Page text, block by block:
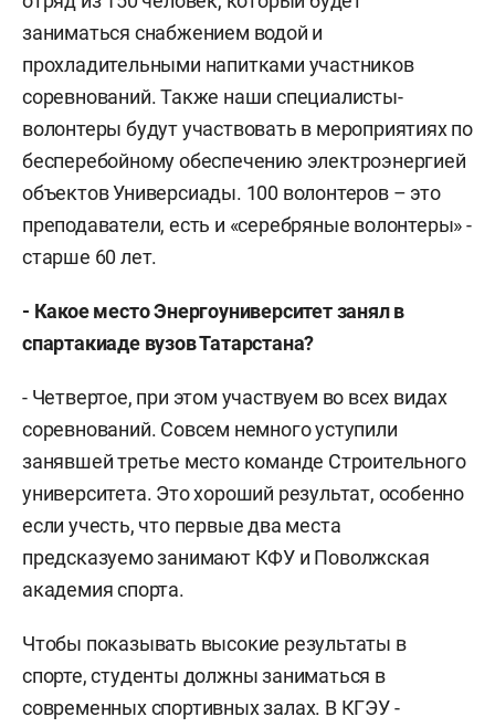
заниматься снабжением водой и
прохладительными напитками участников
соревнований. Также наши специалисты-
волонтеры будут участвовать в мероприятиях по
бесперебойному обеспечению электроэнергией
объектов Универсиады. 100 волонтеров – это
преподаватели, есть и «серебряные волонтеры» -
старше 60 лет.
- Какое место Энергоуниверситет занял в
спартакиаде вузов Татарстана?
- Четвертое, при этом участвуем во всех видах
соревнований. Совсем немного уступили
занявшей третье место команде Строительного
университета. Это хороший результат, особенно
если учесть, что первые два места
предсказуемо занимают КФУ и Поволжская
академия спорта.
Чтобы показывать высокие результаты в
спорте, студенты должны заниматься в
современных спортивных залах. В КГЭУ -